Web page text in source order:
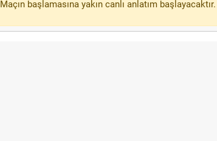
Maçın başlamasına yakın canlı anlatım başlayacaktır.